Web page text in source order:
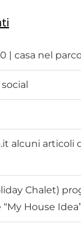
| casa nel
alcuni articoli
Chalet)
House